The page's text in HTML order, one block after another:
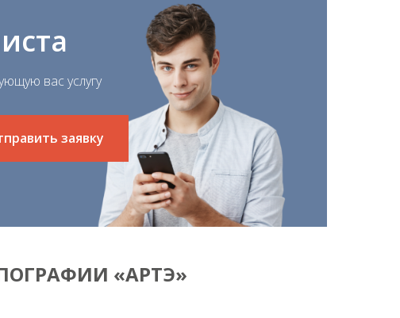
вас услугу
заявку
«АРТЭ»